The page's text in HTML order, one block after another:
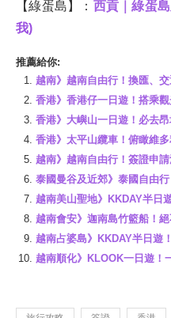
【綠蛋島】： 西貢｜綠蛋
我)
推薦給你:
越南》越南自由行！換匯、
香港》香港仔一日遊！搭乘
香港》大嶼山一日遊！必去
香港》太平山纜車！俯瞰維
越南》越南自由行！簽證申
泰國曼谷及近郊》泰國自由
越南美山聖地》KKDAY半日
越南會安》迦南島竹籃船！
越南占婆島》KKDAY半日遊
越南順化》KLOOK一日遊！